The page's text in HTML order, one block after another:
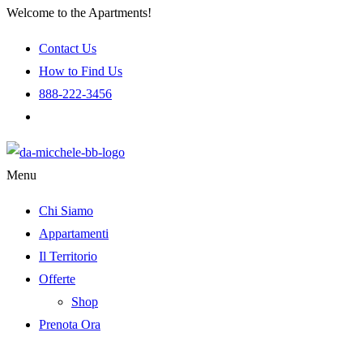
Welcome to the Apartments!
Contact Us
How to Find Us
888-222-3456
Menu
Chi Siamo
Appartamenti
Il Territorio
Offerte
Shop
Prenota Ora